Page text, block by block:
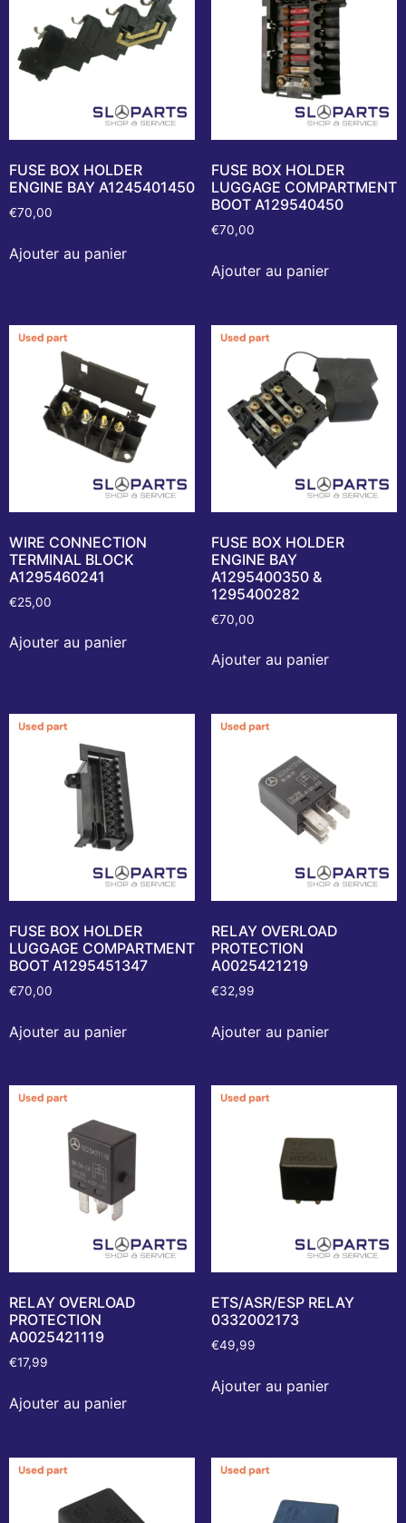
FUSE BOX HOLDER
ENGINE BAY A1245401450
€70,00
Ajouter au panier
FUSE BOX HOLDER
LUGGAGE COMPARTMENT
BOOT A129540450
€70,00
Ajouter au panier
WIRE CONNECTION
TERMINAL BLOCK
A1295460241
€25,00
Ajouter au panier
FUSE BOX HOLDER
ENGINE BAY
A1295400350 &
1295400282
€70,00
Ajouter au panier
FUSE BOX HOLDER
LUGGAGE COMPARTMENT
BOOT A1295451347
€70,00
Ajouter au panier
RELAY OVERLOAD
PROTECTION
A0025421219
€32,99
Ajouter au panier
RELAY OVERLOAD
PROTECTION
A0025421119
€17,99
Ajouter au panier
ETS/ASR/ESP RELAY
0332002173
€49,99
Ajouter au panier